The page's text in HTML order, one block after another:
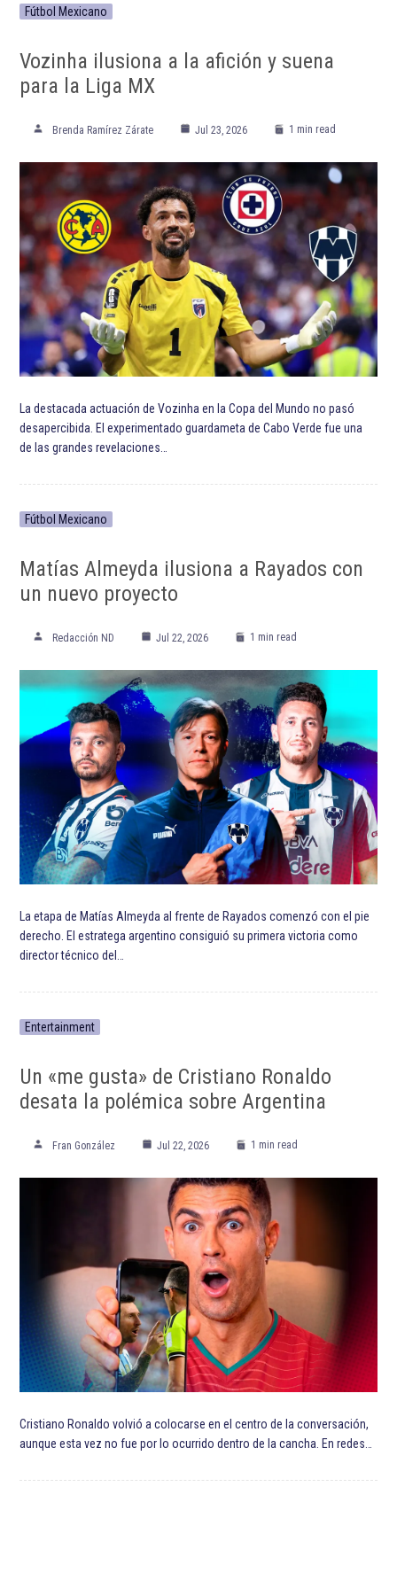
Fútbol Mexicano
Vozinha ilusiona a la afición y suena
para la Liga MX
Brenda Ramírez Zárate Jul 23, 2026 1 min read
La destacada actuación de Vozinha en la Copa del Mundo no pasó
desapercibida. El experimentado guardameta de Cabo Verde fue una
de las grandes revelaciones…
Fútbol Mexicano
Matías Almeyda ilusiona a Rayados con
un nuevo proyecto
Redacción ND Jul 22, 2026 1 min read
La etapa de Matías Almeyda al frente de Rayados comenzó con el pie
derecho. El estratega argentino consiguió su primera victoria como
director técnico del…
Entertainment
Un «me gusta» de Cristiano Ronaldo
desata la polémica sobre Argentina
Fran González Jul 22, 2026 1 min read
Cristiano Ronaldo volvió a colocarse en el centro de la conversación,
aunque esta vez no fue por lo ocurrido dentro de la cancha. En redes…